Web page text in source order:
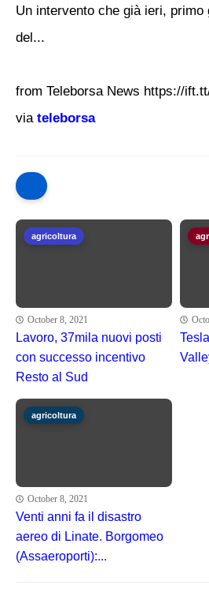
Un intervento che già ieri, primo
del...
from Teleborsa News https://
via teleborsa
agricoltura
October 8, 2021
Lavoro, 37mila nuovi posti
con successo incentivo
Resto al Sud
agricoltura
October 8, 2021
Venti anni fa il disastro
aereo di Linate. Borgomeo
(Assaeroporti):...